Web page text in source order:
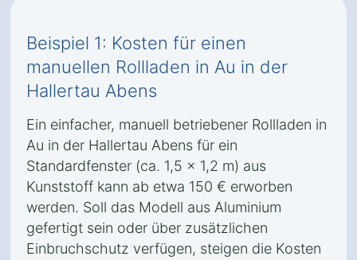
Beispiel 1: Kosten für einen
manuellen Rollladen in Au in der
Hallertau Abens
Ein einfacher, manuell betriebener Rollladen in
Au in der Hallertau Abens für ein
Standardfenster (ca. 1,5 x 1,2 m) aus
Kunststoff kann ab etwa 150 € erworben
werden. Soll das Modell aus Aluminium
gefertigt sein oder über zusätzlichen
Einbruchschutz verfügen, steigen die Kosten